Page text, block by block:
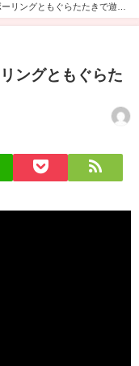
リングともぐらたたきで遊ぶ
ングともぐらた